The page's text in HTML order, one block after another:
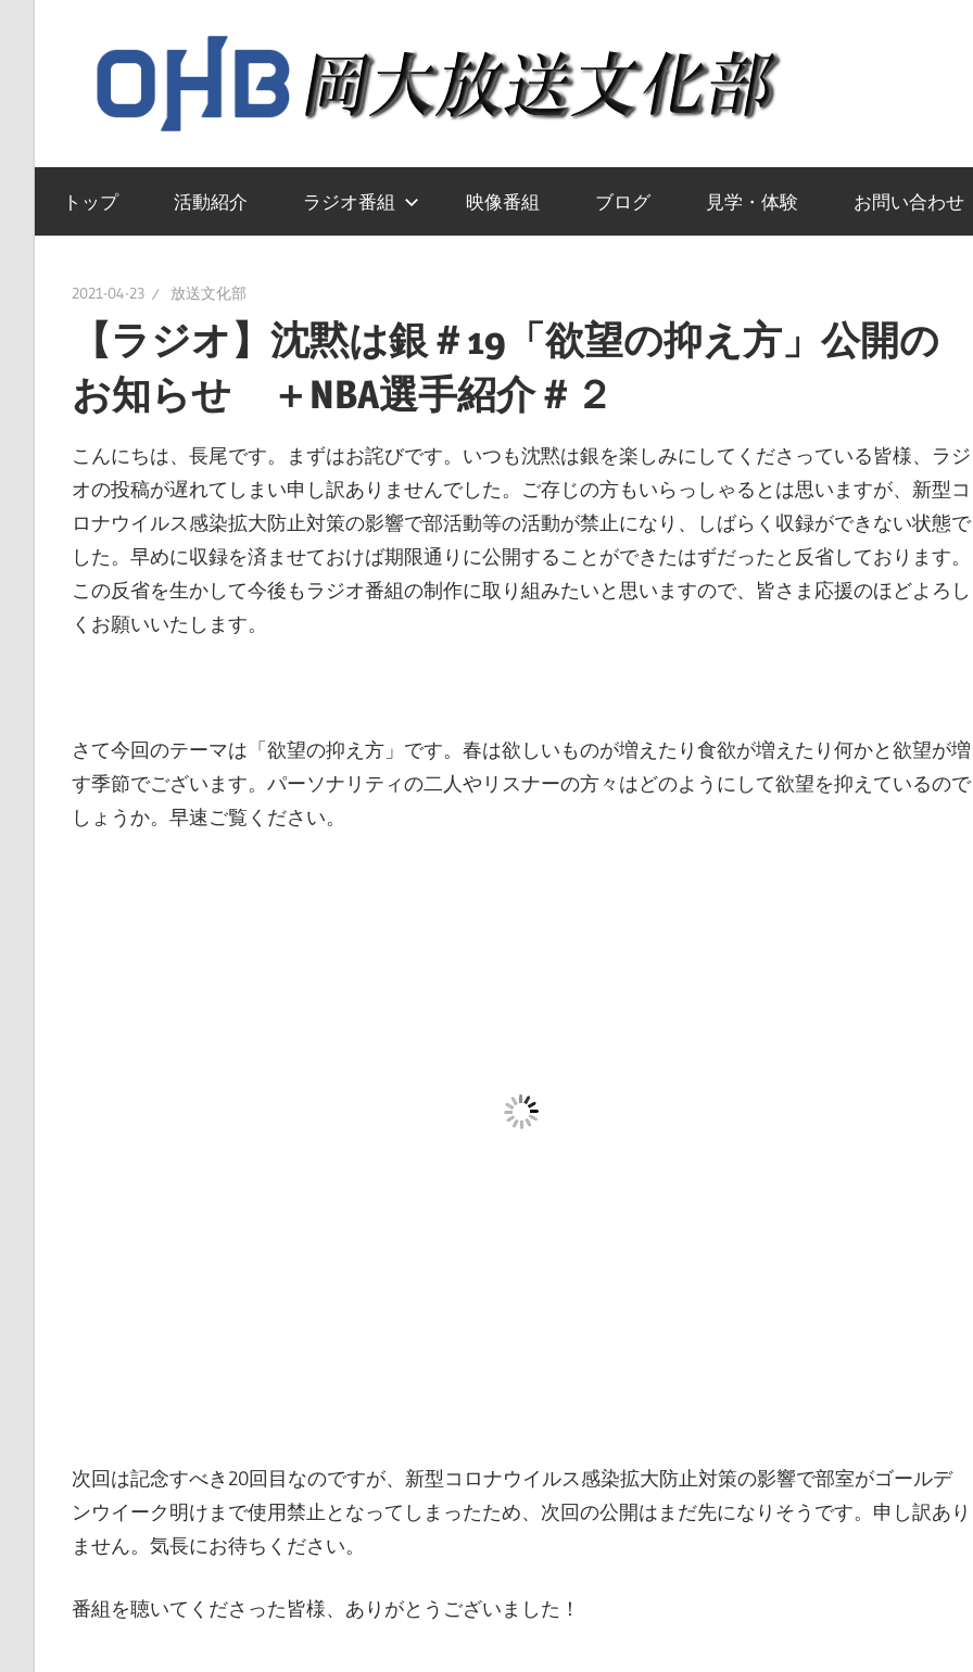
へ
キ
送
文
（OHB）
岡
山
大
送
文
化
部
の
ウ
ェ
ブ
ペ
で
トップ 活動紹介 ラジオ番組 映像番組 ブログ 見学・体験 お問い合わせ
2021-04-23 放送文化部
【ラジオ】沈黙は銀＃19「欲望の抑え方」公開の
お知らせ ＋NBA選手紹介＃２
こんにちは、長尾です。まずはお詫びです。いつも沈黙は銀を楽しみにしてくださっている皆様、ラジ
オの投稿が遅れてしまい申し訳ありませんでした。ご存じの方もいらっしゃるとは思いますが、新型コ
ロナウイルス感染拡大防止対策の影響で部活動等の活動が禁止になり、しばらく収録ができない状態で
した。早めに収録を済ませておけば期限通りに公開することができたはずだったと反省しております。
この反省を生かして今後もラジオ番組の制作に取り組みたいと思いますので、皆さま応援のほどよろし
くお願いいたします。
さて今回のテーマは「欲望の抑え方」です。春は欲しいものが増えたり食欲が増えたり何かと欲望が増
す季節でございます。パーソナリティの二人やリスナーの方々はどのようにして欲望を抑えているので
しょうか。早速ご覧ください。
次回は記念すべき20回目なのですが、新型コロナウイルス感染拡大防止対策の影響で部室がゴールデ
ンウイーク明けまで使用禁止となってしまったため、次回の公開はまだ先になりそうです。申し訳あり
ません。気長にお待ちください。
番組を聴いてくださった皆様、ありがとうございました！